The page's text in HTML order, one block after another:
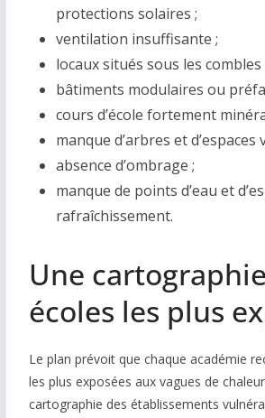
protections solaires ;
ventilation insuffisante ;
locaux situés sous les
bâtiments modulaires ou
cours d’école fortement
manque d’arbres et d’espaces
absence d’ombrage ;
manque de points d’eau et
rafraîchissement.
Une
écoles les plus
Le plan prévoit que chaque académie
les plus exposées aux vagues de
cartographie des établissements